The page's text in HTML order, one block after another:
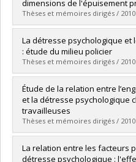
Grade :M. Sc.
Lien vers le document dans
dimensions de l'épuisement
Thèses et mémoires dirigés / 2010
Graduate : Addison, Julie
Cycle : Master's
Grade :M. Sc.
Lien vers le document dans
La détresse psychologique
: étude du milieu policier
Thèses et mémoires dirigés / 2010
Graduate :Cyr, Marie-Pier
Cycle :Master's
Grade :M. Sc.
Lien vers le document dans
Étude de la relation entre
et la détresse psychologique
travailleuses
Thèses et mémoires dirigés / 2010
Graduate :Décarie, Marie-
Cycle :Master's
La relation entre les facteurs
détresse psychologique :